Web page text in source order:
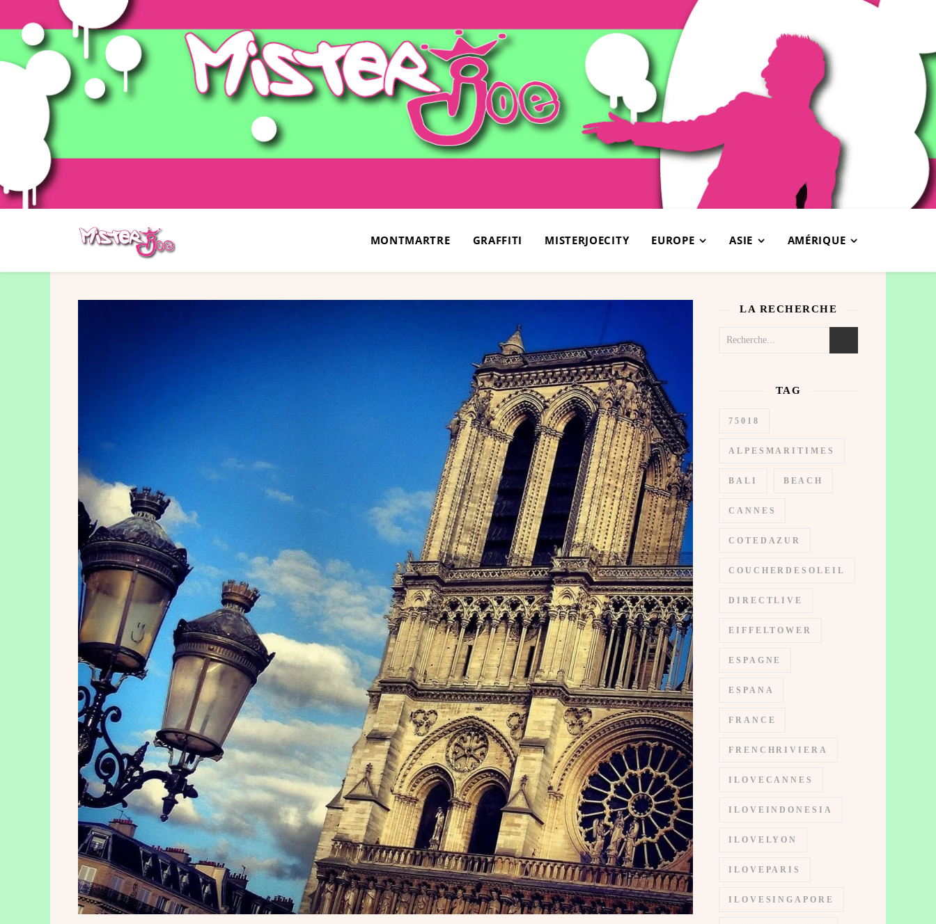
MONTMARTRE GRAFFITI MISTERJOECITY EUROPE ASIE AMÉRIQUE
LA RECHERCHE
TAG
75018
ALPESMARITIMES
BALI BEACH
CANNES
COTEDAZUR
COUCHERDESOLEIL
DIRECTLIVE
EIFFELTOWER
ESPAGNE
ESPANA
FRANCE
FRENCHRIVIERA
ILOVECANNES
ILOVEINDONESIA
ILOVELYON
ILOVEPARIS
ILOVESINGAPORE